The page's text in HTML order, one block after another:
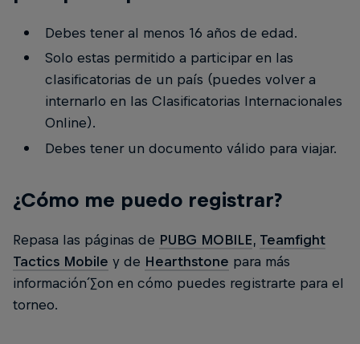
Debes tener al menos 16 años de edad.
Solo estas permitido a participar en las
clasificatorias de un país (puedes volver a
internarlo en las Clasificatorias Internacionales
Online).
Debes tener un documento válido para viajar.
¿Cómo me puedo registrar?
Repasa las páginas de PUBG MOBILE, Teamfight
Tactics Mobile y de Hearthstone para más
información´∑on en cómo puedes registrarte para el
torneo.